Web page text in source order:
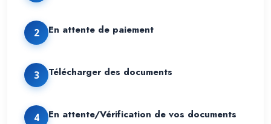
2 En attente de paiement
3 Télécharger des documents
4 En attente/Vérification de vos documents